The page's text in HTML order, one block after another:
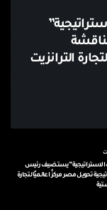
الترانزيت
الاستراتيجية” يستضيف رئيس
تحويل مصر مركزًا عالميًا لتجارة